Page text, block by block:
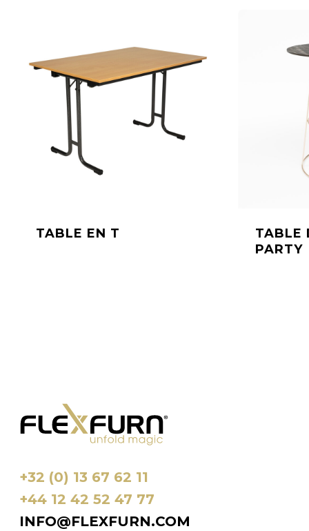
TABLE EN T
TABLE
PARTY
+32 (0) 13 67 62 11
+44 12 42 52 47 77
INFO@FLEXFURN.COM